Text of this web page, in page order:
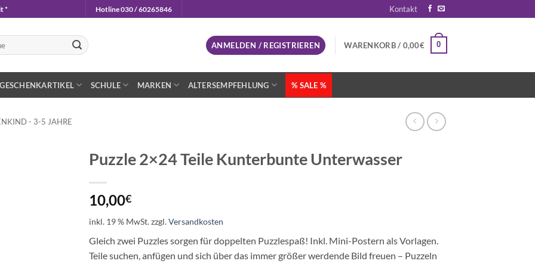
* Hotline 030 / 60265846 Kontakt
ANMELDEN / REGISTRIEREN WARENKORB / 0,00€ 0
GESCHENKARTIKEL SCHULE MARKEN ALTERSEMPFEHLUNG % SALE %
- 3-5 JAHRE
Puzzle 2×24 Teile Kunterbunte Unterwasser
10,00€
inkl. 19 % MwSt.zzgl.Versandkosten
Gleich zwei Puzzles sorgen für doppelten Puzzlespaß! Inkl. Mini-Postern als Vorlagen.
Teile suchen, anfügen und sich über das immer größer werdende Bild freuen – Puzzeln